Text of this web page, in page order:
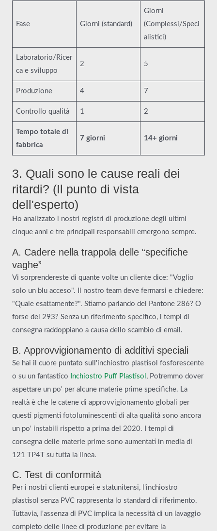
Fase Giorni (standard)
Giorni
(Complessi/Speci
alistici)
Laboratorio/Ricer
ca e sviluppo
2 5
Produzione 4 7
Controllo qualità 1 2
Tempo totale di
fabbrica
7 giorni 14+ giorni
3. Quali sono le cause reali dei
ritardi? (Il punto di vista
dell'esperto)
Ho analizzato i nostri registri di produzione degli ultimi
cinque anni e tre principali responsabili emergono sempre.
A. Cadere nella trappola delle “specifiche
vaghe”
Vi sorprendereste di quante volte un cliente dice: "Voglio
solo un blu acceso". Il nostro team deve fermarsi e chiedere:
"Quale esattamente?". Stiamo parlando del Pantone 286? O
forse del 293? Senza un riferimento specifico, i tempi di
consegna raddoppiano a causa dello scambio di email.
B. Approvvigionamento di additivi speciali
Se hai il cuore puntato sull'inchiostro plastisol fosforescente
o su un fantastico
Inchiostro Puff Plastisol , Potremmo dover
aspettare un po' per alcune materie prime specifiche. La
realtà è che le catene di approvvigionamento globali per
questi pigmenti fotoluminescenti di alta qualità sono ancora
un po' instabili rispetto a prima del 2020. I tempi di
consegna delle materie prime sono aumentati in media di
121 TP4T su tutta la linea.
C. Test di conformità
Per i nostri clienti europei e statunitensi, l'inchiostro
plastisol senza PVC rappresenta lo standard di riferimento.
Tuttavia, l'assenza di PVC implica la necessità di un lavaggio
completo delle linee di produzione per evitare la